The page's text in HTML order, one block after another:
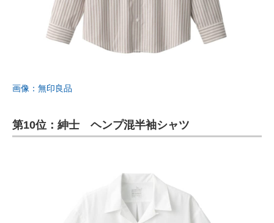
画像：無印良品
第10位：紳士 ヘンプ混半袖シャツ